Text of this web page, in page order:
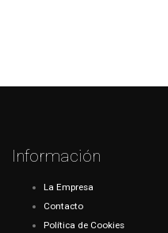
Información
La Empresa
Contacto
Política de Cookies